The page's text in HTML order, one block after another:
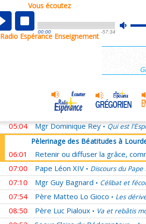
Vous écoutez
mute
00:00 -57:34
Radio Espérance Enseignement
Pèlerinage des Béatitudes à
00:01
Retenir ou diffuser la grâce,
00:59
Mgr Michel Aupetit
Passé,
Il m’a
Père Jean-Rodolphe Kars •
Père Franck Zeuschner
05:04 Mgr Dominique Rey • Qui est
Pèlerinage des Béatitudes à
06:01
Retenir ou diffuser la grâce,
07:00
Pape Léon XIV • Discours du
07:10 Mgr Guy Bagnard • Célibat et
07:54 Père Matteo Lo Gioco • Les
08:50 Père Luc Pialoux • Va et rebâtis